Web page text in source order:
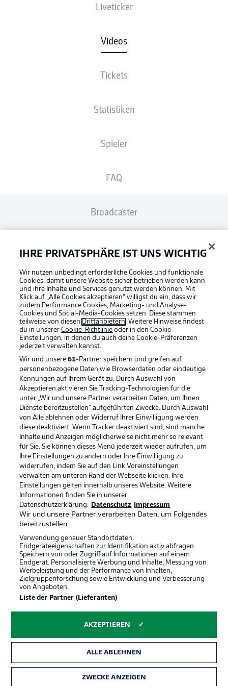
Liveticker
Videos
Tickets
Statistiken
Spieler
FAQ
Broadcaster
Bundesliga App
Fantasy Manager
#BundesligaWIRKT
Common Ground
Mitfahrportal
BUNDESLIGA-GRUPPE
Sprachauswahl
Deutsch Anzeige Modus
Login
Football as it's meant to be
BUNDESLIGA APP
Offizielle Partner
IHRE PRIVATSPHÄRE IST UNS WICHTIG
Wir nutzen unbedingt erforderliche Cookies und funktionale
Cookies, damit unsere Website sicher betrieben werden kann
und ihre Inhalte und Services genutzt werden können. Mit
Klick auf „Alle Cookies akzeptieren“ willigst du ein, dass wir
zudem Performance Cookies, Marketing- und Analyse-
Cookies und Social-Media-Cookies setzen. Diese stammen
teilweise von diesen Drittanbietern. Weitere Hinweise findest
du in unsererCookie-Richtlinie oder in den Cookie-
Einstellungen, in denen du auch deine Cookie-Präferenzen
jederzeit verwalten kannst.
Wir und unsere61-Partner speichern und greifen auf
personenbezogene Daten wie Browserdaten oder eindeutige
Kennungen auf Ihrem Gerät zu. Durch Auswahl von
Akzeptieren aktivieren Sie Tracking-Technologien für die
unter „Wir und unsere Partner verarbeiten Daten, um Ihnen
Dienste bereitzustellen“ aufgeführten Zwecke. Durch Auswahl
von Alle ablehnen oder Widerruf Ihrer Einwilligung werden
diese deaktiviert. Wenn Tracker deaktiviert sind, sind manche
Inhalte und Anzeigen möglicherweise nicht mehr so relevant
für Sie. Sie können dieses Menü jederzeit wieder aufrufen, um
Ihre Einstellungen zu ändern oder Ihre Einwilligung zu
widerrufen, indem Sie auf den Link Voreinstellungen
verwalten am unteren Rand der Webseite klicken. Ihre
Einstellungen gelten innerhalb unseres Website. Weitere
Informationen finden Sie in unserer
Datenschutzerklärung.
Datenschutz Impressum
Wir und unsere Partner verarbeiten Daten, um Folgendes
bereitzustellen:
Verwendung genauer Standortdaten.
Endgeräteeigenschaften zur Identifikation aktiv abfragen.
Speichern von oder Zugriff auf Informationen auf einem
Endgerät. Personalisierte Werbung und Inhalte, Messung von
Werbeleistung und der Performance von Inhalten,
Zielgruppenforschung sowie Entwicklung und Verbesserung
von Angeboten.
Liste der Partner (Lieferanten)
AKZEPTIEREN
ALLE ABLEHNEN
ZWECKE ANZEIGEN